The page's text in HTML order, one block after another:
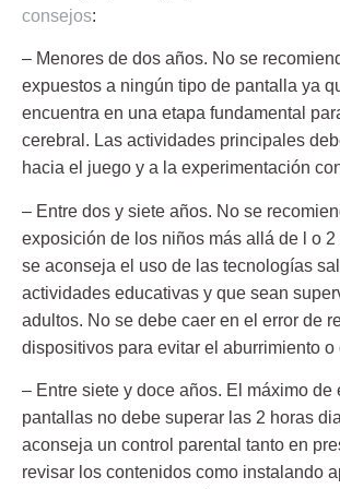
consejos:
– Menores de dos años. No se
expuestos a ningún tipo de pantalla ya
encuentra en una etapa fundamental
cerebral. Las actividades principales
hacia el juego y a la experimentación
– Entre dos y siete años. No se
exposición de los niños más allá de l o 2
se aconseja el uso de las tecnologías
actividades educativas y que sean
adultos. No se debe caer en el error de
dispositivos para evitar el aburrimiento o
– Entre siete y doce años. El máximo de
pantallas no debe superar las 2 horas
aconseja un control parental tanto en
revisar los contenidos como instalando